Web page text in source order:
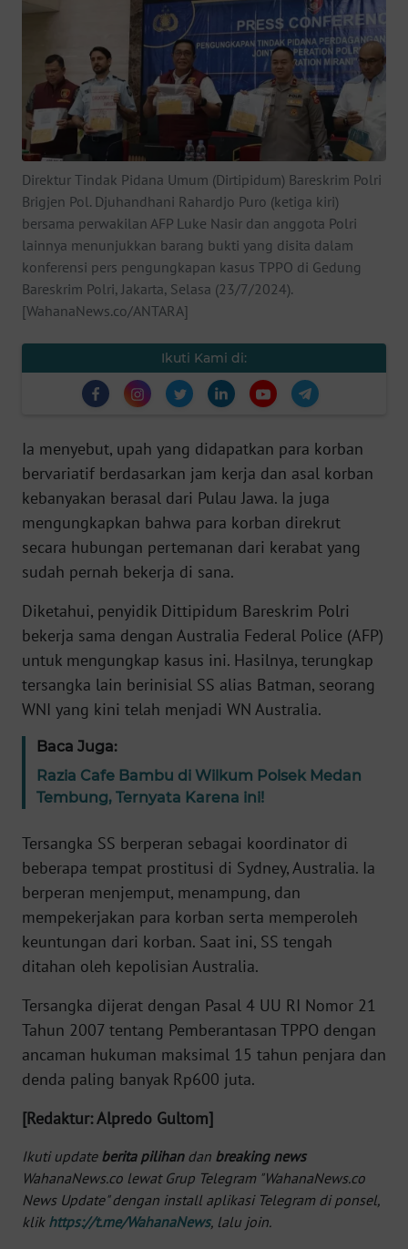
Direktur Tindak Pidana Umum (Dirtipidum) Bareskrim Polri
Brigjen Pol. Djuhandhani Rahardjo Puro (ketiga kiri)
bersama perwakilan AFP Luke Nasir dan anggota Polri
lainnya menunjukkan barang bukti yang disita dalam
konferensi pers pengungkapan kasus TPPO di Gedung
Bareskrim Polri, Jakarta, Selasa (23/7/2024).
[WahanaNews.co/ANTARA]
Ikuti Kami di:
Ia menyebut, upah yang didapatkan para korban
bervariatif berdasarkan jam kerja dan asal korban
kebanyakan berasal dari Pulau Jawa. Ia juga
mengungkapkan bahwa para korban direkrut
secara hubungan pertemanan dari kerabat yang
sudah pernah bekerja di sana.
Diketahui, penyidik Dittipidum Bareskrim Polri
bekerja sama dengan Australia Federal Police (AFP)
untuk mengungkap kasus ini. Hasilnya, terungkap
tersangka lain berinisial SS alias Batman, seorang
WNI yang kini telah menjadi WN Australia.
Baca Juga:
Razia Cafe Bambu di Wilkum Polsek Medan
Tembung, Ternyata Karena ini!
Tersangka SS berperan sebagai koordinator di
beberapa tempat prostitusi di Sydney, Australia. Ia
berperan menjemput, menampung, dan
mempekerjakan para korban serta memperoleh
keuntungan dari korban. Saat ini, SS tengah
ditahan oleh kepolisian Australia.
Tersangka dijerat dengan Pasal 4 UU RI Nomor 21
Tahun 2007 tentang Pemberantasan TPPO dengan
ancaman hukuman maksimal 15 tahun penjara dan
denda paling banyak Rp600 juta.
[Redaktur: Alpredo Gultom]
Ikuti update berita pilihandan breaking news
WahanaNews.co lewat Grup Telegram "WahanaNews.co
News Update" dengan install aplikasi Telegram di ponsel,
klik https://t.me/WahanaNews, lalu join.
SAINS-TEKNO
KESEHATAN
INTERNASIONAL
SERBA-SERBI
PENDIDIKAN
OLAHRAGA
OPINI
INDEKS
BERITA
KONTAK
KAMI
IKLAN
TENTANG
PEDOMAN
MEDIA
KARIR
DISCLAIMER
News
WN
SUMUT
JAKARTA
WN